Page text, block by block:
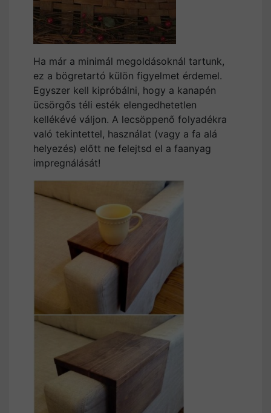
Ha már a minimál megoldásoknál tartunk,
ez a bögretartó külön figyelmet érdemel.
Egyszer kell kipróbálni, hogy a kanapén
ücsörgős téli esték elengedhetetlen
kellékévé váljon. A lecsöppenő folyadékra
való tekintettel, használat (vagy a fa alá
helyezés) előtt ne felejtsd el a faanyag
impregnálását!